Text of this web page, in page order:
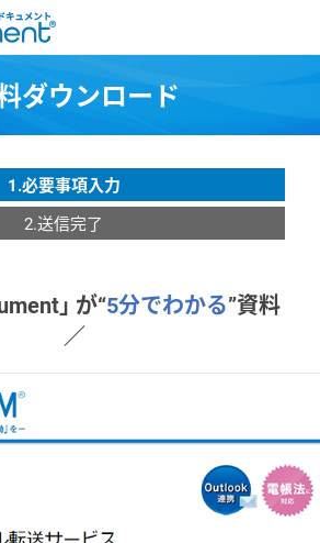
ダウンロード
1.必要事項入力
2.送信完了
」 が“5分でわかる”資料
／